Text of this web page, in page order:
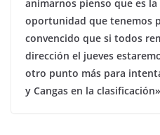
animarnos pienso que es
oportunidad que tenemos
convencido que si todos
dirección el jueves
otro punto más para
y Cangas en la